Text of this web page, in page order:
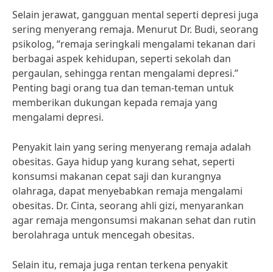
Selain jerawat, gangguan mental seperti depresi juga
sering menyerang remaja. Menurut Dr. Budi, seorang
psikolog, “remaja seringkali mengalami tekanan dari
berbagai aspek kehidupan, seperti sekolah dan
pergaulan, sehingga rentan mengalami depresi.”
Penting bagi orang tua dan teman-teman untuk
memberikan dukungan kepada remaja yang
mengalami depresi.
Penyakit lain yang sering menyerang remaja adalah
obesitas. Gaya hidup yang kurang sehat, seperti
konsumsi makanan cepat saji dan kurangnya
olahraga, dapat menyebabkan remaja mengalami
obesitas. Dr. Cinta, seorang ahli gizi, menyarankan
agar remaja mengonsumsi makanan sehat dan rutin
berolahraga untuk mencegah obesitas.
Selain itu, remaja juga rentan terkena penyakit